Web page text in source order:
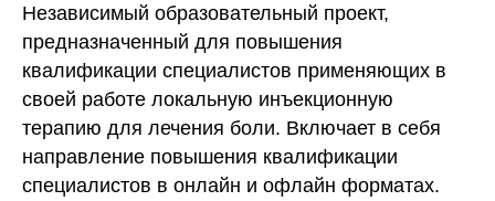
Независимый образовательный проект,
предназначенный для повышения
квалификации специалистов применяющих в
своей работе локальную инъекционную
терапию для лечения боли. Включает в себя
направление повышения квалификации
специалистов в онлайн и офлайн форматах.